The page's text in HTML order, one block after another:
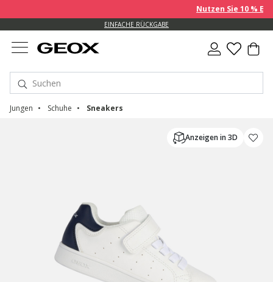
Nutzen Sie 10 %
EINFACHE RÜCKGABE
Jungen Schuhe Sneakers
Anzeigen in 3D